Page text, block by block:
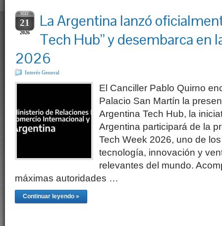
MAY
21
2026
La Argentina lanzó
Tech Hub” y desembarca en
2026
Interés General
El Canciller Pablo Quirno
Palacio San Martín la
Argentina Tech Hub, la
Argentina participará de la
Tech Week 2026, uno de
tecnología, innovación y
relevantes del mundo.
máximas autoridades …
Continuar leyendo »